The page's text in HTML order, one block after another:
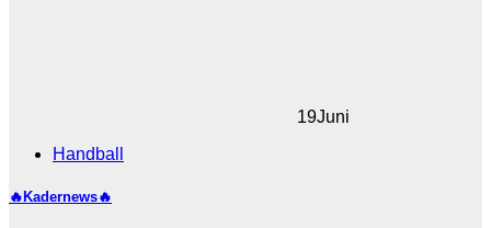
19Juni
Handball
🔥Kadernews🔥